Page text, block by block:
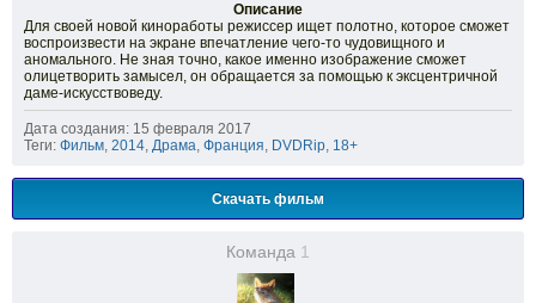
Описание
Для своей новой киноработы режиссер ищет полотно, которое сможет
воспроизвести на экране впечатление чего-то чудовищного и
аномального. Не зная точно, какое именно изображение сможет
олицетворить замысел, он обращается за помощью к эксцентричной
даме-искусствоведу.
Дата создания: 15 февраля 2017
Теги: Фильм, 2014, Драма, Франция, DVDRip, 18+
Скачать фильм
Команда 1